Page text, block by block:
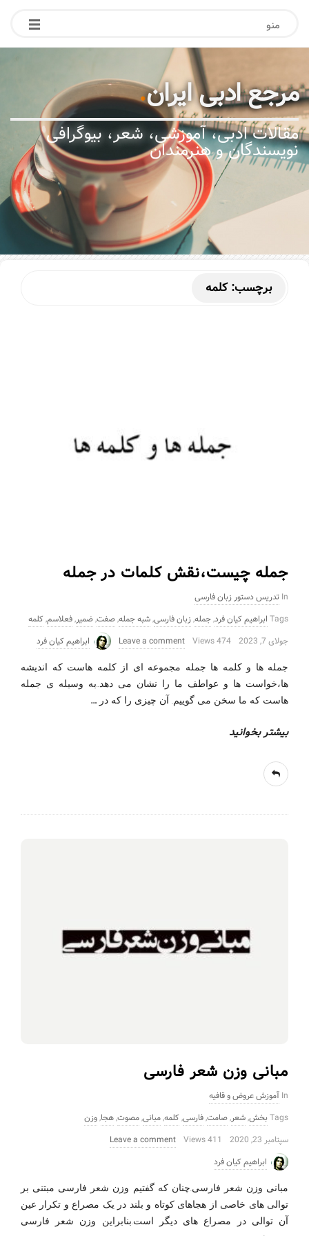
منو
مرجع ادبی ایران.
مقالات ادبی، آموزشی، شعر، بیوگرافی
نویسندگان و هنرمندان
برچسب: کلمه
جمله چیست،نقش کلمات در جمله
In تدریس دستور زبان فارسی
Tags ابراهیم کیان فرد,جمله,زبان فارسی,شبه جمله,صفت,ضمیر,فعلاسم, کلمه
جولای 7, 2023
474 Views
Leave a comment ابراهیم کیان فرد
جمله ها و کلمه ها جمله مجموعه ای از کلمه هاست که اندیشه
ها،خواست ها و عواطف ما را نشان می دهد..به وسیله ی جمله
هاست که ما سخن می گوییم. آن چیزی را که در …
بیشتر بخوانید
مبانی وزن شعر فارسی
In آموزش عروض و قافیه
Tagsبخش,شعر,صامت,فارسی, کلمه,مبانی,مصوت,هجا,وزن
سپتامبر 23, 2020
411 Views
Leave a comment
ابراهیم کیان فرد
مبانی وزن شعر فارسی.چنان که گفتیم وزن شعر فارسی مبتنی بر
توالی های خاصی از هجاهای کوتاه و بلند در یک مصراع و تکرار عین
آن توالی در مصراع های دیگر است.بنابراین وزن شعر فارسی